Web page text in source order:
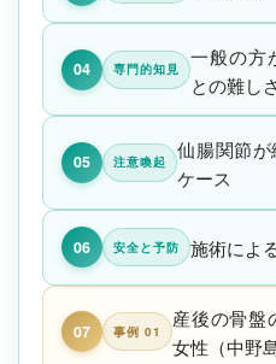
04 専門的知見
一般の方
との難しさ
05 注意喚起
仙腸関節
ケース
06 安全と予防 施術によ
07 事例 01
産後の骨盤
女性（中野